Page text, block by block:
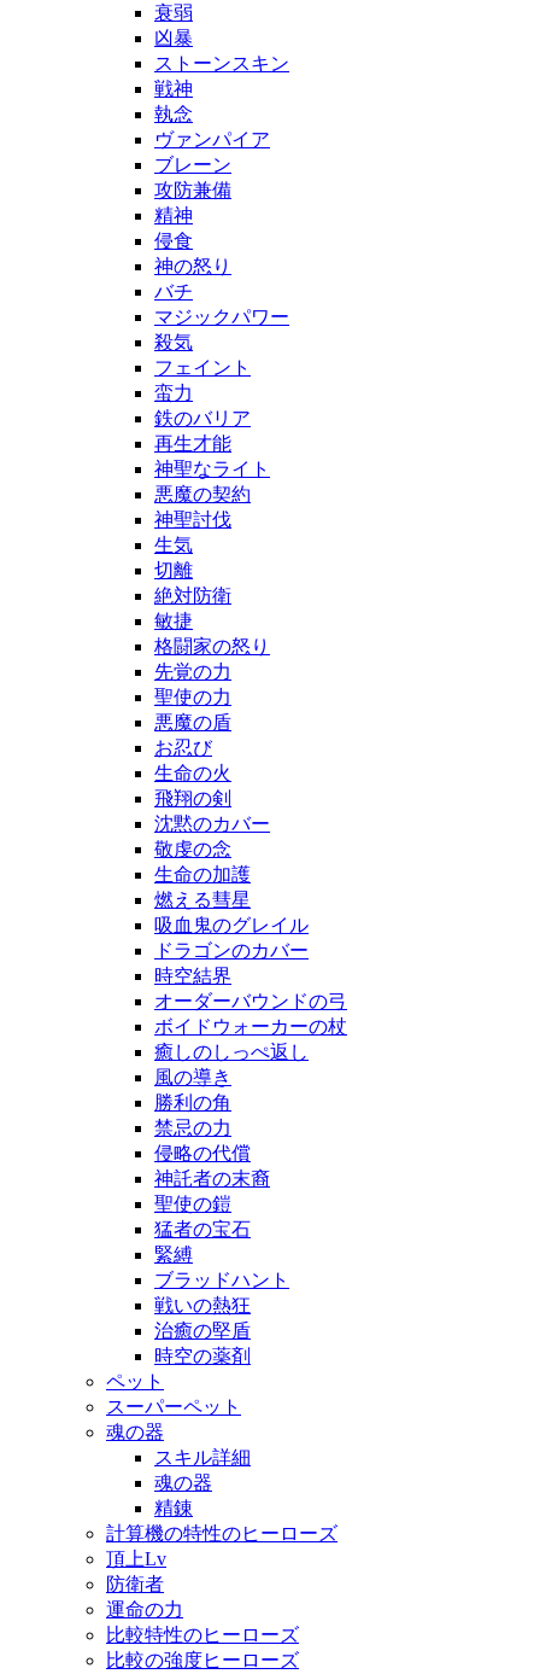
衰弱
凶暴
ストーンスキン
戦神
執念
ヴァンパイア
ブレーン
攻防兼備
精神
侵食
神の怒り
バチ
マジックパワー
殺気
フェイント
蛮力
鉄のバリア
再生才能
神聖なライト
悪魔の契約
神聖討伐
生気
切離
絶対防衛
敏捷
格闘家の怒り
先覚の力
聖使の力
悪魔の盾
お忍び
生命の火
飛翔の剣
沈黙のカバー
敬虔の念
生命の加護
燃える彗星
吸血鬼のグレイル
ドラゴンのカバー
時空結界
オーダーバウンドの弓
ボイドウォーカーの杖
癒しのしっぺ返し
風の導き
勝利の角
禁忌の力
侵略の代償
神託者の末裔
聖使の鎧
猛者の宝石
緊縛
ブラッドハント
戦いの熱狂
治癒の堅盾
時空の薬剤
ペット
スーパーペット
魂の器
スキル詳細
魂の器
精錬
計算機の特性のヒーローズ
頂上Lv
防衛者
運命の力
比較特性のヒーローズ
比較の強度ヒーローズ